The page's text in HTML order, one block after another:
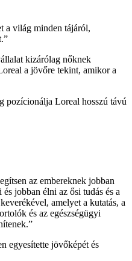
a világ minden tájáról,
kizárólag nőknek
a jövőre tekint, amikor a
pozícionálja Loreal hosszú távú
az embereknek jobban
jobban élni az ősi tudás és a
amelyet a kutatás, a
és az egészségügyi
egyesítette jövőképét és